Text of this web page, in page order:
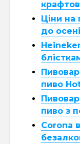
Ціни на
до осені
пиво
пиво з
Corona